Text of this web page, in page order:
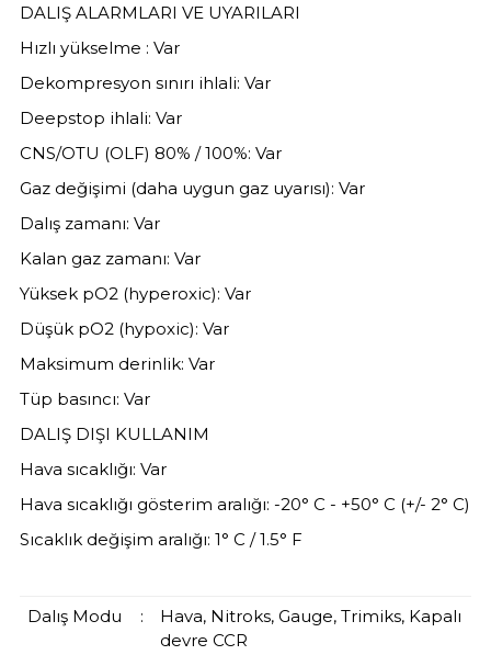
DALIŞ ALARMLARI VE UYARILARI
Hızlı yükselme : Var
Dekompresyon sınırı ihlali: Var
Deepstop ihlali: Var
CNS/OTU (OLF) 80% / 100%: Var
Gaz değişimi (daha uygun gaz uyarısı): Var
Dalış zamanı: Var
Kalan gaz zamanı: Var
Yüksek pO2 (hyperoxic): Var
Düşük pO2 (hypoxic): Var
Maksimum derinlik: Var
Tüp basıncı: Var
DALIŞ DIŞI KULLANIM
Hava sıcaklığı: Var
Hava sıcaklığı gösterim aralığı: -20° C - +50° C (+/- 2° C)
Sıcaklık değişim aralığı: 1° C / 1.5° F
Dalış Modu :
Hava, Nitroks, Gauge, Trimiks, Kapalı
devre CCR